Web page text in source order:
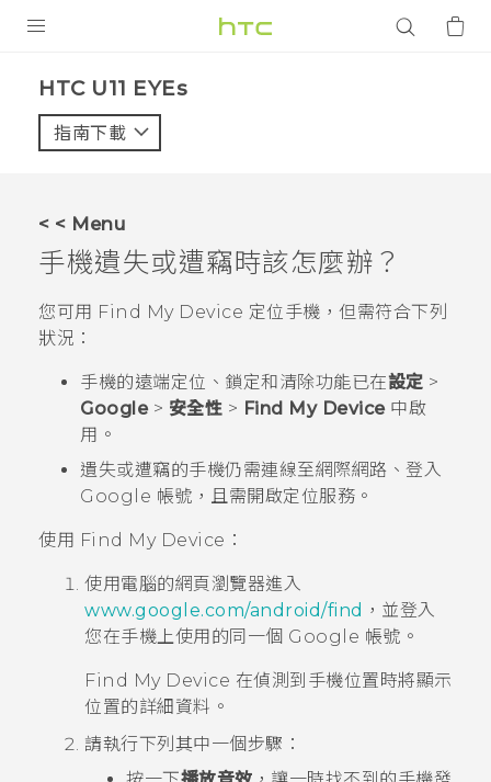
VIVE
應用程式
支援服務
HTC U11 EYEs‎
指南下載
< < Menu
手機遺失或遭竊時該怎麼辦？
您可用 Find My Device 定位手機，但需符合下列
狀況：
手機的遠端定位、鎖定和清除功能已在設定 >
Google> 安全性 > Find My Device中啟
用。
遺失或遭竊的手機仍需連線至網際網路、登入
Google 帳號，且需開啟定位服務。
使用 Find My Device ：
使用電腦的網頁瀏覽器進入
www.google.com/android/find ，並登入
您在手機上使用的同一個 Google 帳號。
Find My Device 在偵測到手機位置時將顯示
位置的詳細資料。
請執行下列其中一個步驟：